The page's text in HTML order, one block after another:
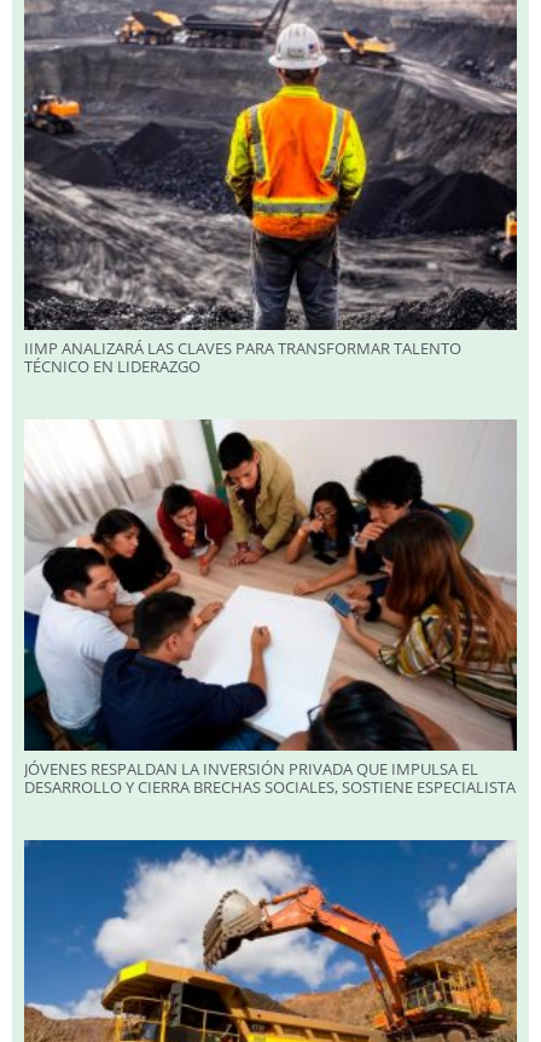
IIMP ANALIZARÁ LAS CLAVES PARA TRANSFORMAR TALENTO
TÉCNICO EN LIDERAZGO
JÓVENES RESPALDAN LA INVERSIÓN PRIVADA QUE IMPULSA EL
DESARROLLO Y CIERRA BRECHAS SOCIALES, SOSTIENE ESPECIALISTA